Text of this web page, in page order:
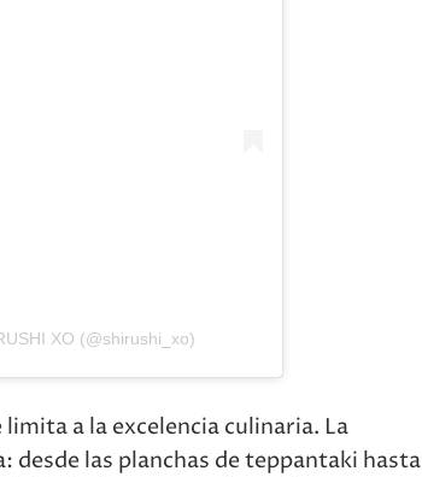
XO (@shirushi_xo)
limita a la excelencia culinaria. La
desde las planchas de teppantaki hasta